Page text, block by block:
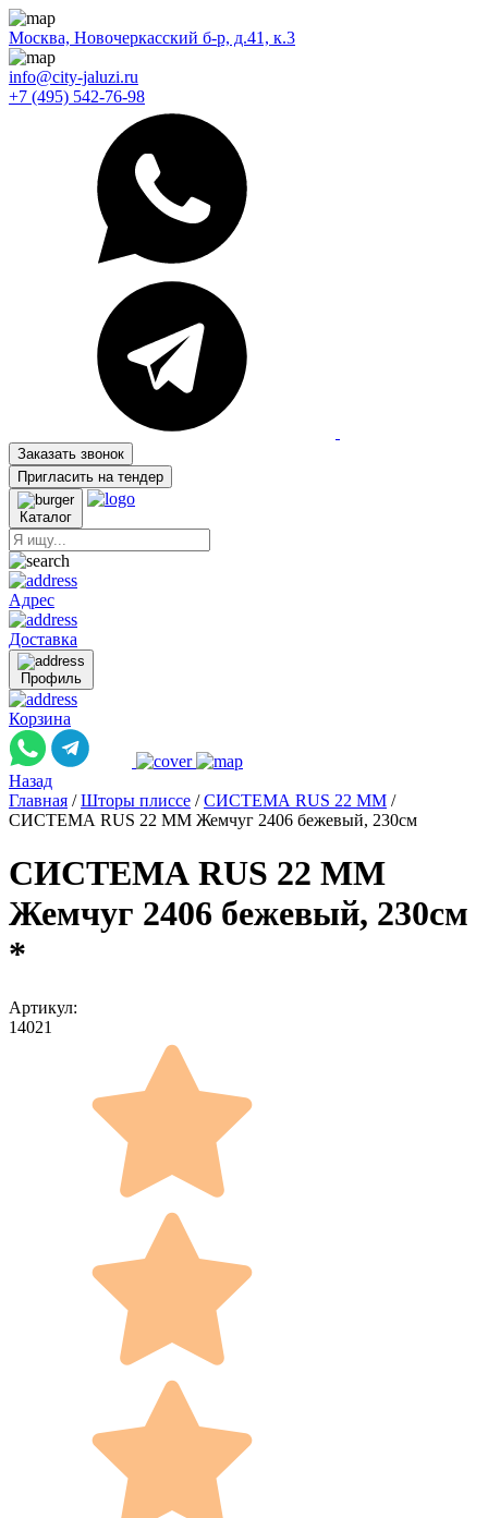
Москва, Новочеркасский б-р, д.41, к.3
info@city-jaluzi.ru
+7 (495) 542-76-98
Заказать звонок
Пригласить на тендер
Каталог
Адрес
Доставка
Профиль
Корзина
Назад
Главная / Шторы плиссе / СИСТЕМА RUS 22 ММ /
СИСТЕМА RUS 22 ММ Жемчуг 2406 бежевый, 230см
СИСТЕМА RUS 22 ММ
Жемчуг 2406 бежевый, 230см
*
Артикул:
14021